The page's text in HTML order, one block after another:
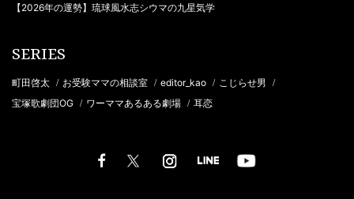
【2026年の運勢】琉球風水志シウマの九星気学
SERIES
町田啓太 / お受験ママの相談室 / editor_kao / こじらせ男 /
宝塚歌劇団OG / ワーママあるある劇場 / 耳恋